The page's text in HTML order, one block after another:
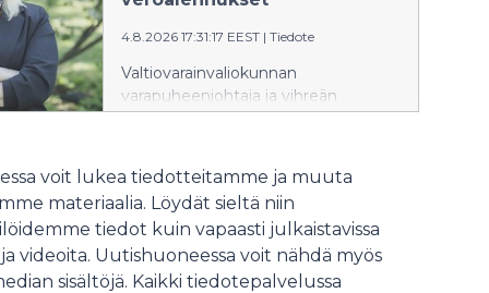
joka vie Suomea askel askeleelta
korkeakoulutuksen periaatteesta.
Ministeri on vakuuttanut, että
asti, samalla kun hallitus valmistelee
muutoksia, jotka mahdollistaisivat
kokonaisen tutkinnon suorittamisen
maksullisena avoimessa
korkeakoulussa.
4.8.2026 17:31:17 EEST | Tiedote
Valtiovarainvaliokunnan
varapuheenjohtaja ja vihreän
eduskuntaryhmän
kritisoi valtiovarainministeri Riikka
Purran budjettiesitystä tavallisten
suomalaisten huolien
sivuuttamisesta ja bensan
heittämisestä ympäristökriisien
liekkeihin.
voit lukea tiedotteitamme ja muuta
materiaalia. Löydät sieltä niin
tiedot kuin vapaasti julkaistavissa
videoita. Uutishuoneessa voit nähdä myös
sisältöjä. Kaikki tiedotepalvelussa